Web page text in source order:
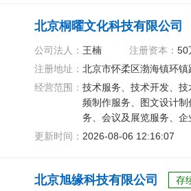
北京桐曜文化科技有限公司
公司法人： 王楠 注册资本： 50
注册地址： 北京市怀柔区渤海镇环
经营范围： 技术服务、技术开发、
频制作服务、图文设计
务、会议及展览服务、
服装服饰零售、网络技术
更新时间： 2026-08-06 12:16:07
北京旭缘科技有限公司 存